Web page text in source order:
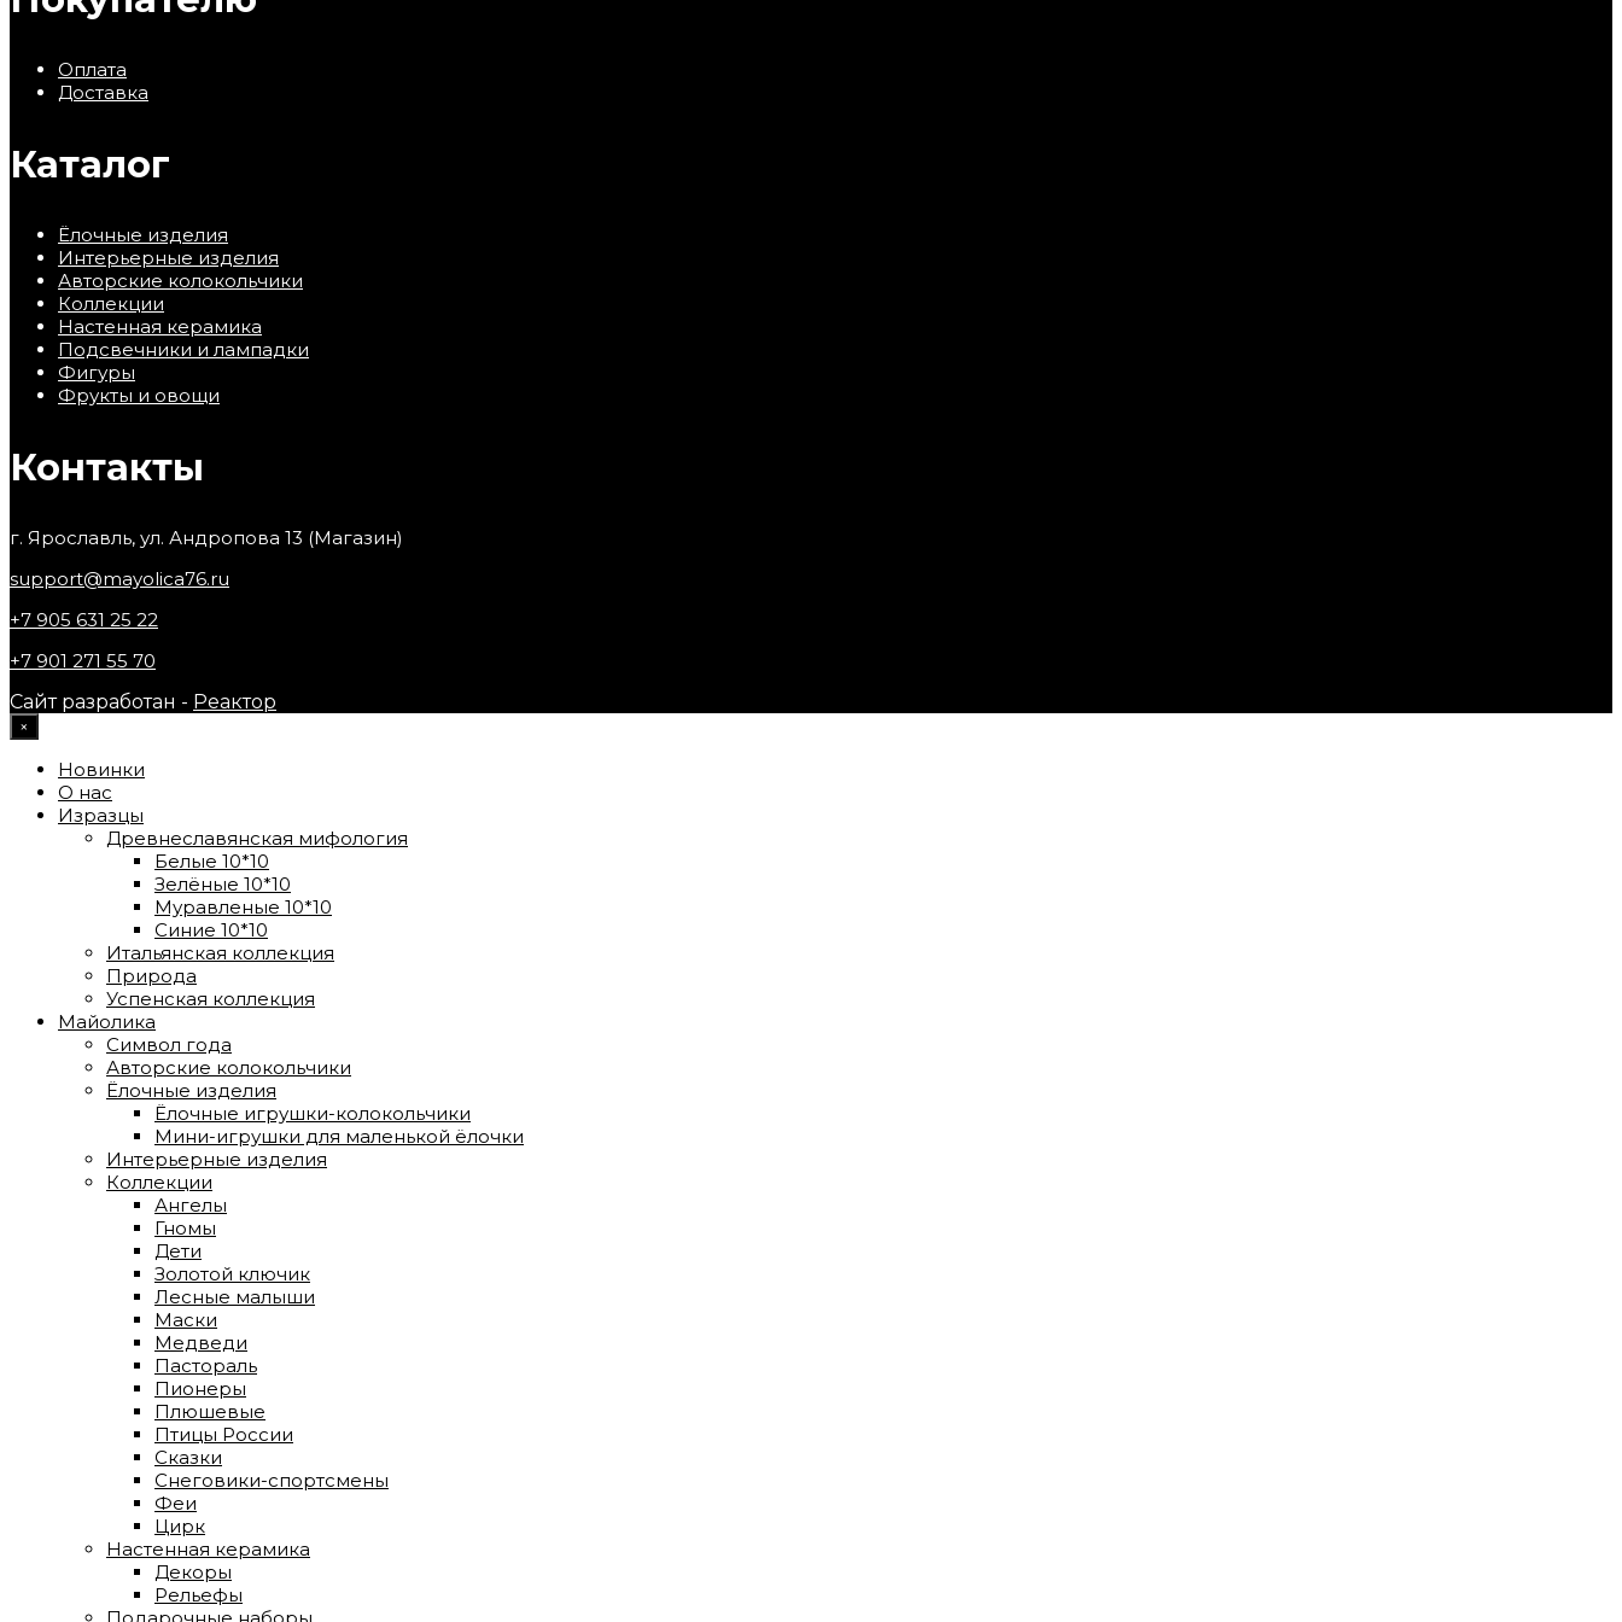
Оплата
Доставка
Каталог
Ёлочные изделия
Интерьерные изделия
Авторские колокольчики
Коллекции
Настенная керамика
Подсвечники и лампадки
Фигуры
Фрукты и овощи
Контакты
г. Ярославль, ул. Андропова 13 (Магазин)
support@mayolica76.ru
+7 905 631 25 22
+7 901 271 55 70
Сайт разработан - Реактор
×
Новинки
О нас
Изразцы
Древнеславянская мифология
Белые 10*10
Зелёные 10*10
Муравленые 10*10
Синие 10*10
Итальянская коллекция
Природа
Успенская коллекция
Майолика
Символ года
Авторские колокольчики
Ёлочные изделия
Ёлочные игрушки-колокольчики
Мини-игрушки для маленькой ёлочки
Интерьерные изделия
Коллекции
Ангелы
Гномы
Дети
Золотой ключик
Лесные малыши
Маски
Медведи
Пастораль
Пионеры
Плюшевые
Птицы России
Сказки
Снеговики-спортсмены
Феи
Цирк
Настенная керамика
Декоры
Рельефы